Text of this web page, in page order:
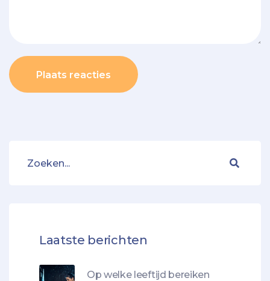
Plaats reacties
Laatste berichten
Op welke leeftijd bereiken